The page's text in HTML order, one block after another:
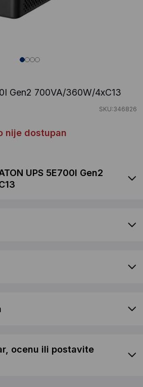
Gen2 700VA/360W/4xC13
SKU:346826
nije dostupan
UPS 5E700I Gen2
ocenu ili postavite